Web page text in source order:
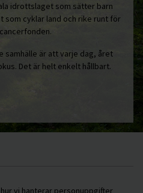
idrottslaget som sätter barn
som cyklar land och rike runt för
är att varje dag, året
Det är helt enkelt hållbart.
vi hanterar personuppgifter